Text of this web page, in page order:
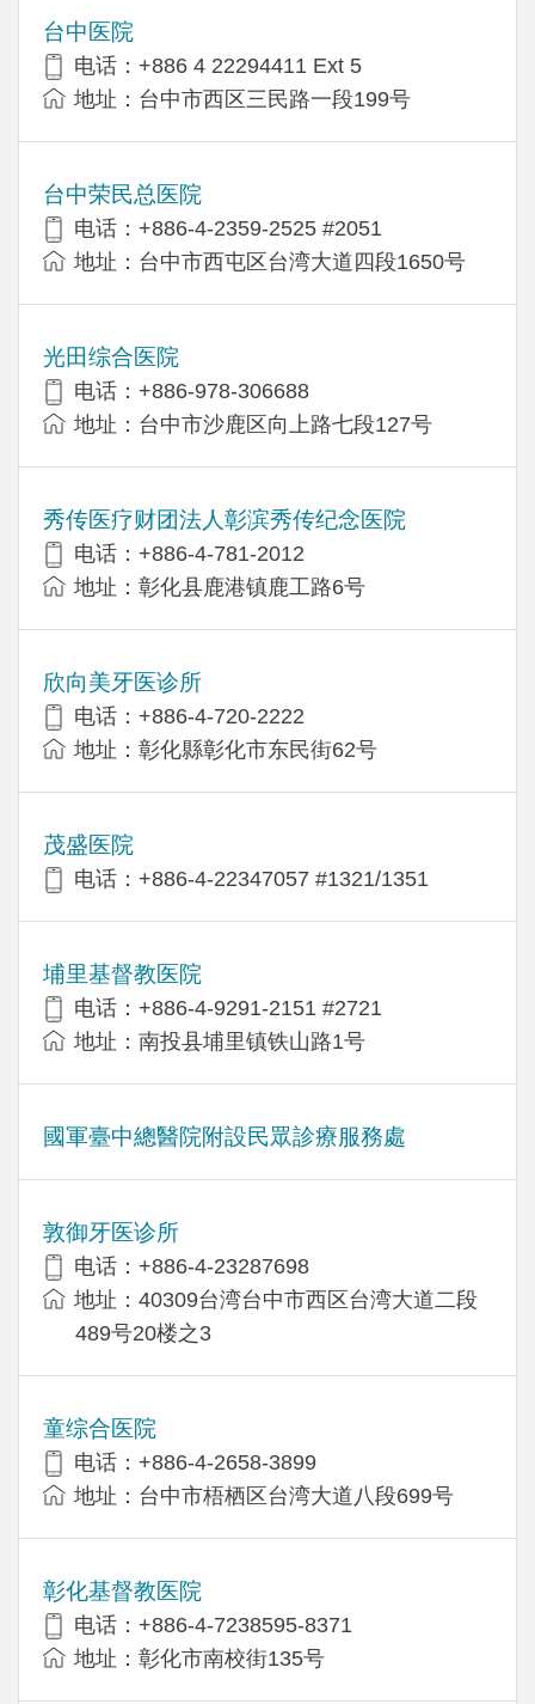
台中医院
电话：+886 4 22294411 Ext 5
地址：台中市西区三民路一段199号
台中荣民总医院
电话：+886-4-2359-2525 #2051
地址：台中市西屯区台湾大道四段1650号
光田综合医院
电话：+886-978-306688
地址：台中市沙鹿区向上路七段127号
秀传医疗财团法人彰滨秀传纪念医院
电话：+886-4-781-2012
地址：彰化县鹿港镇鹿工路6号
欣向美牙医诊所
电话：+886-4-720-2222
地址：彰化縣彰化市东民街62号
茂盛医院
电话：+886-4-22347057 #1321/1351
埔里基督教医院
电话：+886-4-9291-2151 #2721
地址：南投县埔里镇铁山路1号
國軍臺中總醫院附設民眾診療服務處
敦御牙医诊所
电话：+886-4-23287698
地址：40309台湾台中市西区台湾大道二段
489号20楼之3
童综合医院
电话：+886-4-2658-3899
地址：台中市梧栖区台湾大道八段699号
彰化基督教医院
电话：+886-4-7238595-8371
地址：彰化市南校街135号